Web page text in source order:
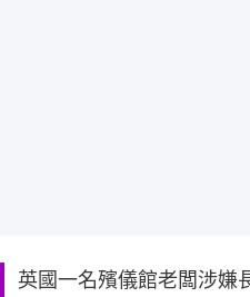
英國一名殯儀館老闆涉嫌